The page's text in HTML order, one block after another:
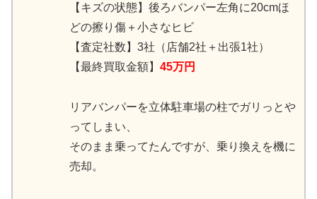
【キズの状態】後ろバンパー左角に20cmほ
どの擦り傷＋小さなヒビ
【査定社数】3社（店舗2社＋出張1社）
【最終買取金額】 45万円
リアバンパーを立体駐車場の柱でガリっとや
ってしまい、
そのまま乗ってたんですが、乗り換えを機に
売却。